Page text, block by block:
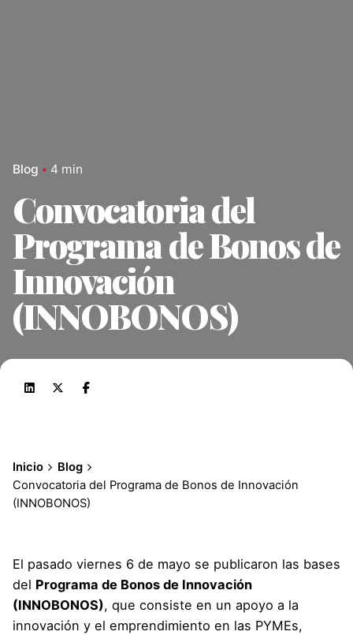
Blog 4 min
Convocatoria del
Programa de Bonos de
Innovación
(INNOBONOS)
Inicio
Blog
Convocatoria del Programa de Bonos de Innovación
(INNOBONOS)
El pasado viernes 6 de mayo se publicaron las bases
del Programa de Bonos de Innovación
(INNOBONOS), que consiste en un apoyo a la
innovación y el emprendimiento en las PYMEs,